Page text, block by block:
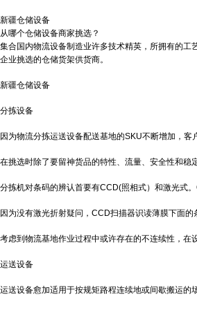
新疆仓储设备
从哪个仓储设备商家挑选？
集合国内物流设备制造业许多技术精英，所拥有的
企业挑选的仓储货架供货商。
新疆仓储设备
分拣设备
因为物流分拣运送设备配送基地的SKU不断增加，
在挑选时除了要留神货品的特性、流量、安全性和稳
分拣机对条码的辨认首要有CCD(照相式）和激光式
因为没有激光折射疑问，CCD扫描器识读薄膜下面
考虑到物流基地作业过程中或许存在的不连续性，在
运送设备
运送设备愈加适用于按规矩路程连续地或间歇搬运的